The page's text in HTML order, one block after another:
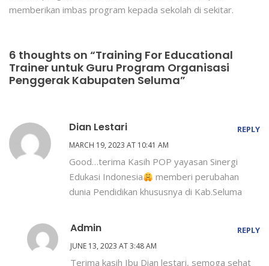
memberikan imbas program kepada sekolah di sekitar.
6 thoughts on “Training For Educational
Trainer untuk Guru Program Organisasi
Penggerak Kabupaten Seluma”
Dian Lestari
MARCH 19, 2023 AT 10:41 AM
Good…terima Kasih POP yayasan Sinergi
Edukasi Indonesia
memberi perubahan
dunia Pendidikan khususnya di Kab.Seluma
REPLY
Admin
JUNE 13, 2023 AT 3:48 AM
Terima kasih Ibu Dian lestari, semoga sehat
REPLY